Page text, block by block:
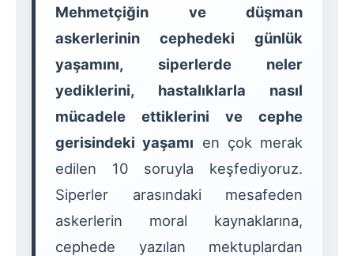
Mehmetçiğin ve düşman
askerlerinin cephedeki günlük
yaşamını, siperlerde neler
yediklerini, hastalıklarla nasıl
mücadele ettiklerini ve cephe
gerisindeki yaşamı en çok merak
edilen 10 soruyla keşfediyoruz.
Siperler arasındaki mesafeden
askerlerin moral kaynaklarına,
cephede yazılan mektuplardan